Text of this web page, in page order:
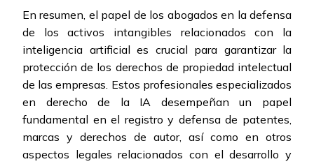
En resumen, el papel de los abogados en la defensa
de los activos intangibles relacionados con la
inteligencia artificial es crucial para garantizar la
protección de los derechos de propiedad intelectual
de las empresas. Estos profesionales especializados
en derecho de la IA desempeñan un papel
fundamental en el registro y defensa de patentes,
marcas y derechos de autor, así como en otros
aspectos legales relacionados con el desarrollo y